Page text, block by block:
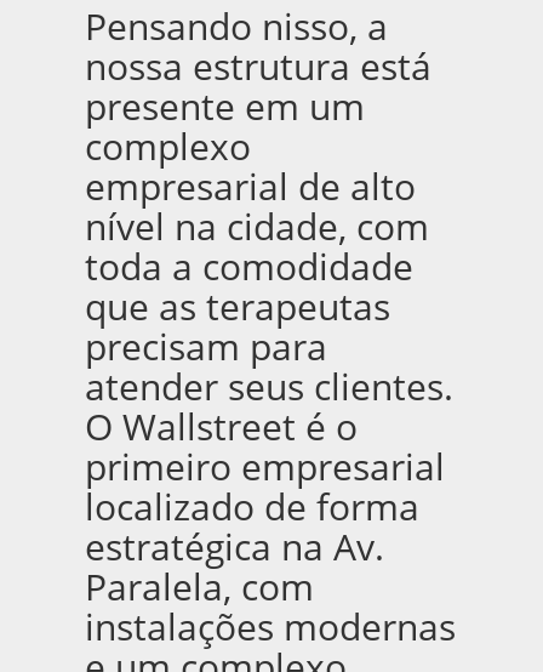
Pensando nisso, a
nossa estrutura está
presente em um
complexo
empresarial de alto
nível na cidade, com
toda a comodidade
que as terapeutas
precisam para
atender seus clientes.
O Wallstreet é o
primeiro empresarial
localizado de forma
estratégica na Av.
Paralela, com
instalações modernas